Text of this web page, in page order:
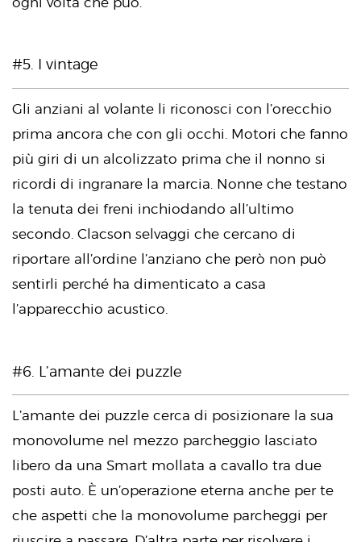
#5. I vintage
Gli anziani al volante li riconosci con l’orecchio
prima ancora che con gli occhi. Motori che fanno
più giri di un alcolizzato prima che il nonno si
ricordi di ingranare la marcia. Nonne che testano
la tenuta dei freni inchiodando all’ultimo
secondo. Clacson selvaggi che cercano di
riportare all’ordine l’anziano che però non può
sentirli perché ha dimenticato a casa
l’apparecchio acustico.
#6. L’amante dei puzzle
L’amante dei puzzle cerca di posizionare la sua
monovolume nel mezzo parcheggio lasciato
libero da una Smart mollata a cavallo tra due
posti auto. È un’operazione eterna anche per te
che aspetti che la monovolume parcheggi per